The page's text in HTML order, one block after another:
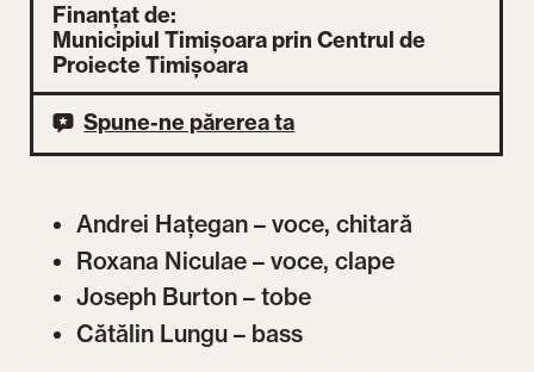
Andrei Hațegan – voce, chitară
Roxana Niculae – voce, clape
Joseph Burton – tobe
Cătălin Lungu – bass
Finanțat de:
Municipiul Timișoara prin Centrul de
Proiecte Timișoara
Spune-ne părerea ta